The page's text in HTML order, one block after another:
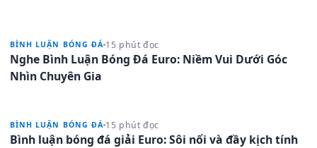
BÌNH LUẬN BÓNG ĐÁ 15 phút đọc
Nghe Bình Luận Bóng Đá Euro: Niềm Vui Dưới Góc
Nhìn Chuyên Gia
BÌNH LUẬN BÓNG ĐÁ 15 phút đọc
Bình luận bóng đá giải Euro: Sôi nổi và đầy kịch tính